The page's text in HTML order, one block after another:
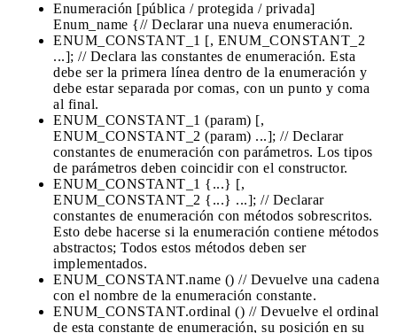
Enumeración [pública / protegida / privada]
Enum_name {// Declarar una nueva enumeración.
ENUM_CONSTANT_1 [, ENUM_CONSTANT_2
...]; // Declara las constantes de enumeración. Esta
debe ser la primera línea dentro de la enumeración y
debe estar separada por comas, con un punto y coma
al final.
ENUM_CONSTANT_1 (param) [,
ENUM_CONSTANT_2 (param) ...]; // Declarar
constantes de enumeración con parámetros. Los tipos
de parámetros deben coincidir con el constructor.
ENUM_CONSTANT_1 {...} [,
ENUM_CONSTANT_2 {...} ...]; // Declarar
constantes de enumeración con métodos sobrescritos.
Esto debe hacerse si la enumeración contiene métodos
abstractos; Todos estos métodos deben ser
implementados.
ENUM_CONSTANT.name () // Devuelve una cadena
con el nombre de la enumeración constante.
ENUM_CONSTANT.ordinal () // Devuelve el ordinal
de esta constante de enumeración, su posición en su